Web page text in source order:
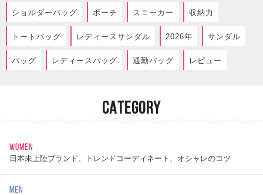
ショルダーバッグ ポーチ スニーカー 収納力
トートバッグ レディースサンダル 2026年 サンダル
バッグ レディースバッグ 通勤バッグ レビュー
CATEGORY
WOMEN
日本未上陸ブランド、トレンドコーディネート、オシャレのコツ
MEN